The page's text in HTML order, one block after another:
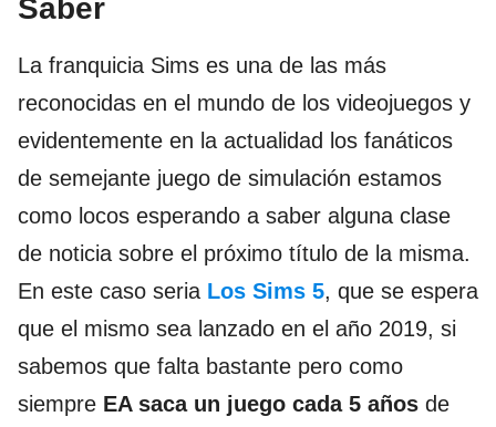
Saber
La franquicia Sims es una de las más
reconocidas en el mundo de los videojuegos y
evidentemente en la actualidad los fanáticos
de semejante juego de simulación estamos
como locos esperando a saber alguna clase
de noticia sobre el próximo título de la misma.
En este caso seria Los Sims 5, que se espera
que el mismo sea lanzado en el año 2019, si
sabemos que falta bastante pero como
siempre EA saca un juego cada 5 años de